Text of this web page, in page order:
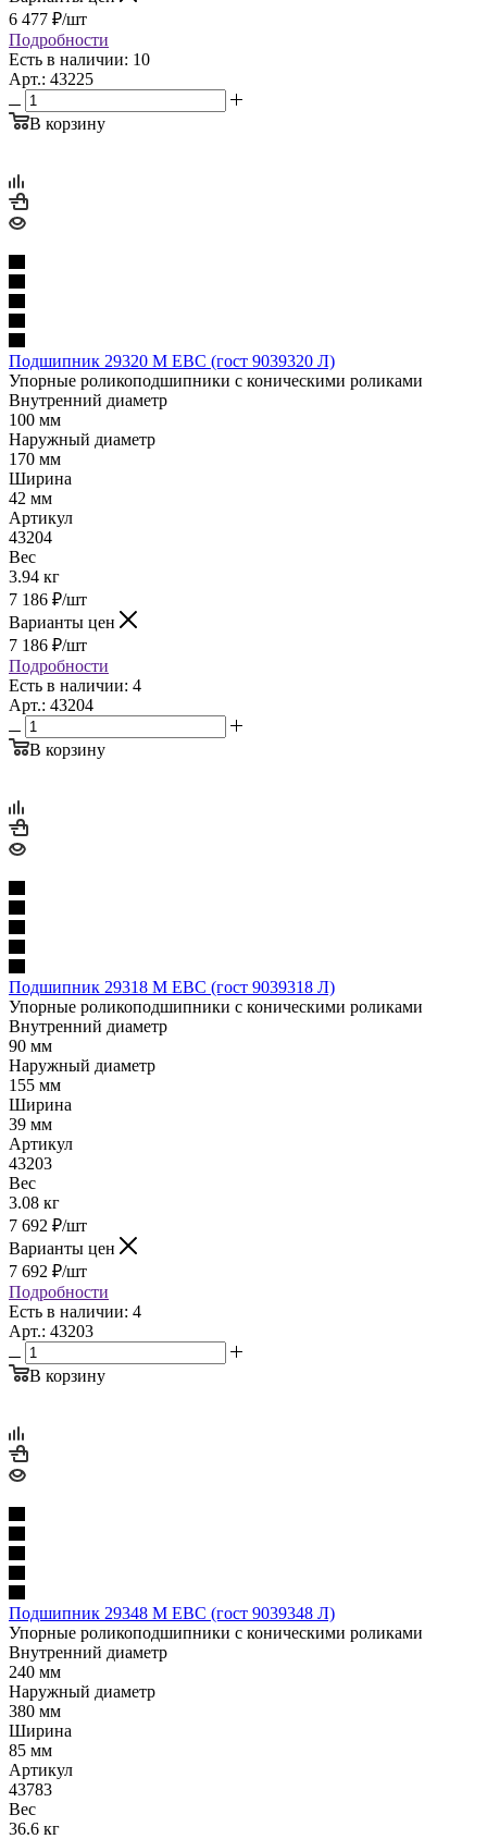
6 477 ₽/шт
Подробности
Есть в наличии: 10
Арт.: 43225
В корзину
Подшипник 29320 M EBC (гост 9039320 Л)
Упорные роликоподшипники с коническими роликами
Внутренний диаметр
100 мм
Наружный диаметр
170 мм
Ширина
42 мм
Артикул
43204
Вес
3.94 кг
7 186 ₽/шт
Варианты цен
7 186 ₽/шт
Подробности
Есть в наличии: 4
Арт.: 43204
В корзину
Подшипник 29318 M EBC (гост 9039318 Л)
Упорные роликоподшипники с коническими роликами
Внутренний диаметр
90 мм
Наружный диаметр
155 мм
Ширина
39 мм
Артикул
43203
Вес
3.08 кг
7 692 ₽/шт
Варианты цен
7 692 ₽/шт
Подробности
Есть в наличии: 4
Арт.: 43203
В корзину
Подшипник 29348 M EBC (гост 9039348 Л)
Упорные роликоподшипники с коническими роликами
Внутренний диаметр
240 мм
Наружный диаметр
380 мм
Ширина
85 мм
Артикул
43783
Вес
36.6 кг